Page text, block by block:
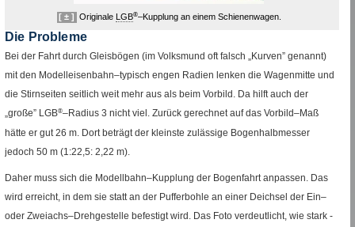
[ ± ] Originale LGB®–Kupplung an einem Schienenwagen.
Die Probleme
Bei der Fahrt durch Gleisbögen (im Volksmund oft falsch „Kurven” genannt)
mit den Modelleisenbahn–typisch engen Radien lenken die Wagenmitte und
die Stirnseiten seitlich weit mehr aus als beim Vorbild. Da hilft auch der
„große” LGB®–Radius 3 nicht viel. Zurück gerechnet auf das Vorbild–Maß
hätte er gut 26 m. Dort beträgt der kleinste zulässige Bogenhalbmesser
jedoch 50 m (1:22,5: 2,22 m).
Daher muss sich die Modellbahn–Kupplung der Bogenfahrt anpassen. Das
wird erreicht, in dem sie statt an der Pufferbohle an einer Deichsel der Ein–
oder Zweiachs–Drehgestelle befestigt wird. Das Foto verdeutlicht, wie stark -